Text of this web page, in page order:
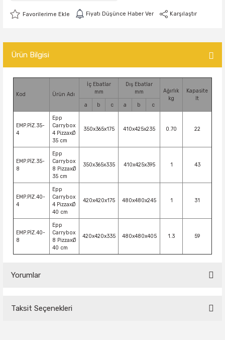
Fiyatı Düşünce Haber Ver Karşılaştır
Ürün Bilgisi
Kod Ürün Adı
İç Ebatlar
mm
Dış Ebatlar
mm
Ağırlık
kg
Kapasite
lt
a
b c a b c
EMP.PİZ.35-
4
Epp
Carrybox
4 PizzaxØ
35 cm
350x365x175 410x425x235 0.70 22
EMP.PİZ.35-
8
Epp
Carrybox
8 PizzaxØ
35 cm
350x365x335 410x425x395 1 43
EMP.PİZ.40-
4
Epp
Carrybox
4 PizzaxØ
40 cm
420x420x175 480x480x245 1 31
EMP.PİZ.40-
8
Epp
Carrybox
8 PizzaxØ
40 cm
420x420x335 480x480x405 1.3 59
Yorumlar
Taksit Seçenekleri